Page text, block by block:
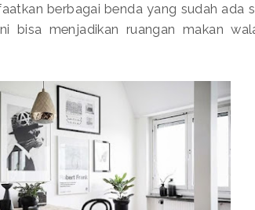
berbagai benda yang sudah ada
bisa menjadikan ruangan makan